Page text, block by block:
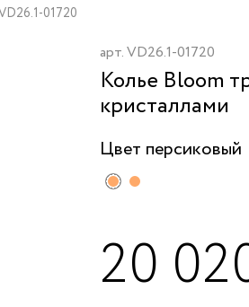
01720
арт.VD26.1-01720
Колье Bloom
кристаллами
Цвет персиковый
20